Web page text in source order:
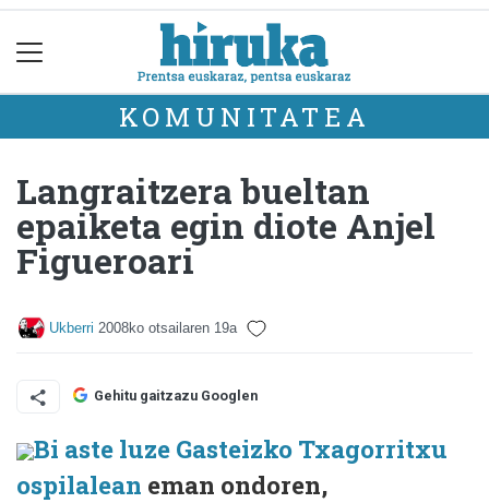
KOMUNITATEA
Langraitzera bueltan
epaiketa egin diote Anjel
Figueroari
Ukberri 2008ko otsailaren 19a
Gehitu gaitzazu Googlen
Bi aste luze Gasteizko Txagorritxu
ospilalean eman ondoren,